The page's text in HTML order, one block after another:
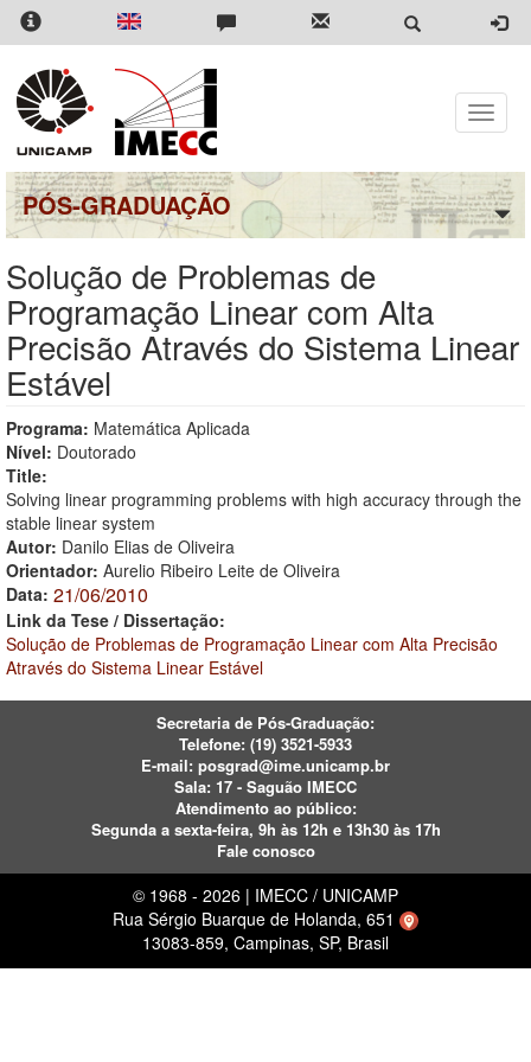
Pular
para
conteúdo
principal
Toggle
PÓS-GRADUAÇÃO
Solução de Problemas de
Programação Linear com Alta
Precisão Através do Sistema Linear
Estável
Programa: Matemática Aplicada
Nível: Doutorado
Title:
Solving linear programming problems with high accuracy through the
stable linear system
Autor: Danilo Elias de Oliveira
Orientador: Aurelio Ribeiro Leite de Oliveira
Data: 21/06/2010
Link da Tese / Dissertação:
Solução de Problemas de Programação Linear com Alta Precisão
Através do Sistema Linear Estável
Secretaria de Pós-Graduação:
Telefone: (19) 3521-5933
E-mail: posgrad@ime.unicamp.br
Sala: 17 - Saguão IMECC
Atendimento ao público:
Segunda a sexta-feira, 9h às 12h e 13h30 às 17h
Fale conosco
© 1968 - 2026 | IMECC / UNICAMP
Rua Sérgio Buarque de Holanda, 651
13083-859, Campinas, SP, Brasil